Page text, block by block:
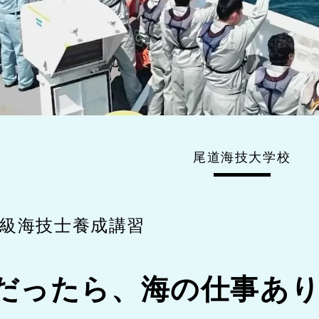
尾道海技大学校
海技士養成講習
ったら、海の仕事あ